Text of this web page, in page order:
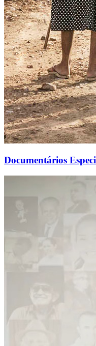
Documentários